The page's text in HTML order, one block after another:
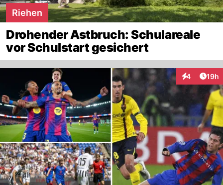
Riehen
Drohender Astbruch: Schulareale
vor Schulstart gesichert
4
Interaktionen
19h